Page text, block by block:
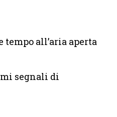
all’aria aperta
segnali di